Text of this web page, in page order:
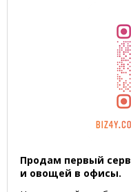
Продам первый
и овощей в офисы.